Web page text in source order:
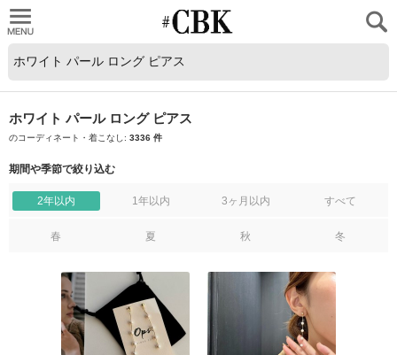
ホワイト パール ロング ピアス
のコーディネート・着こなし: 3336 件
期間や季節で絞り込む
2年以内 1年以内 3ヶ月以内 すべて
春 夏 秋 冬